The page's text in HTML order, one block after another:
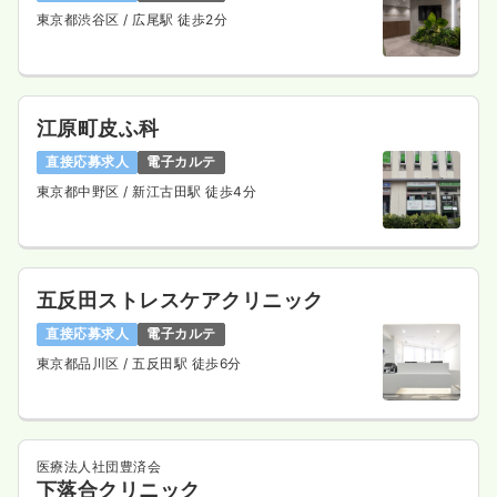
東京都渋谷区 / 広尾駅 徒歩2分
江原町皮ふ科
直接応募求人
電子カルテ
東京都中野区 / 新江古田駅 徒歩4分
五反田ストレスケアクリニック
直接応募求人
電子カルテ
東京都品川区 / 五反田駅 徒歩6分
医療法人社団豊済会
下落合クリニック